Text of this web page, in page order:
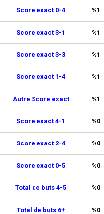
Score exact 0-4 %1
Score exact 3-1 %1
Score exact 3-3 %1
Score exact 1-4 %1
Autre Score exact %1
Score exact 4-1 %0
Score exact 2-4 %0
Score exact 0-5 %0
Total de buts 4-5 %0
Total de buts 6+ %0